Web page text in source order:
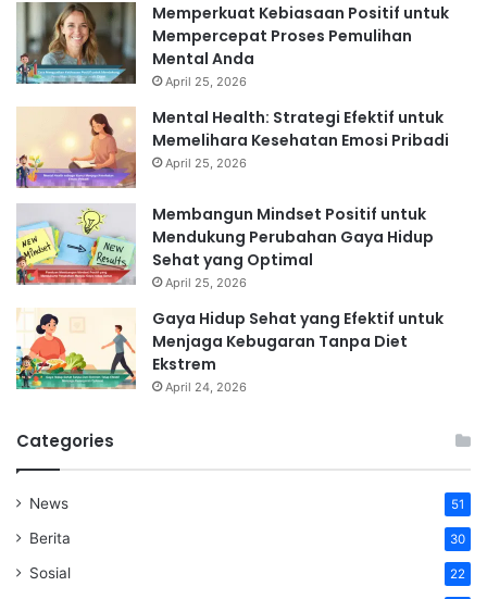
Memperkuat Kebiasaan Positif untuk
Mempercepat Proses Pemulihan
Mental Anda
April 25, 2026
Mental Health: Strategi Efektif untuk
Memelihara Kesehatan Emosi Pribadi
April 25, 2026
Membangun Mindset Positif untuk
Mendukung Perubahan Gaya Hidup
Sehat yang Optimal
April 25, 2026
Gaya Hidup Sehat yang Efektif untuk
Menjaga Kebugaran Tanpa Diet
Ekstrem
April 24, 2026
Categories
News 51
Berita 30
Sosial 22